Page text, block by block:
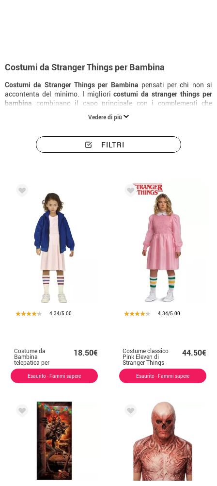
Costumi da Stranger Things per Bambina
Costumi da Stranger Things per Bambina pensati per chi non si
accontenta del minimo. I miglioricostumi da stranger things per
bambina combinano il capo principale con i complementi che
rendono il personaggio riconoscibile all'istante. Scopri tutta la
costumi da stranger things
Vedere di più
FILTRI
4.34/5.00
Costume da
Bambina
telepatica per
bambina
18.50€
Esaurito - Fammi sapere
4.34/5.00
Costume classico
Pink Eleven di
Stranger Things
per bambina
44.50€
Esaurito - Fammi sapere